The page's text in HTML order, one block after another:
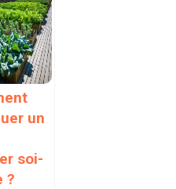
un
soi-
?